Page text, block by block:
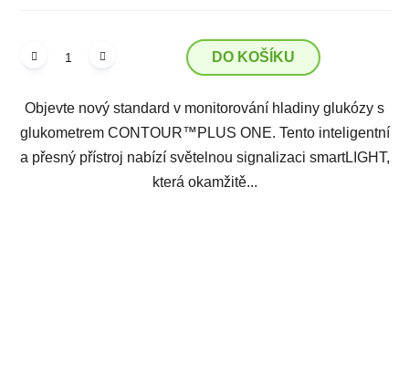
DO KOŠÍKU
Objevte nový standard v monitorování hladiny glukózy s
glukometrem CONTOUR™PLUS ONE. Tento inteligentní
a přesný přístroj nabízí světelnou signalizaci smartLIGHT,
která okamžitě...